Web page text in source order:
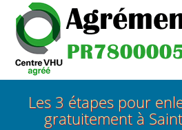
Les 3 étapes pour
gratuitement à